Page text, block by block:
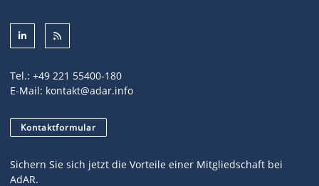
Tel.: +49 221 55400-180
E-Mail: kontakt@adar.info
Kontaktformular
Sichern Sie sich jetzt die Vorteile einer Mitgliedschaft bei
AdAR.